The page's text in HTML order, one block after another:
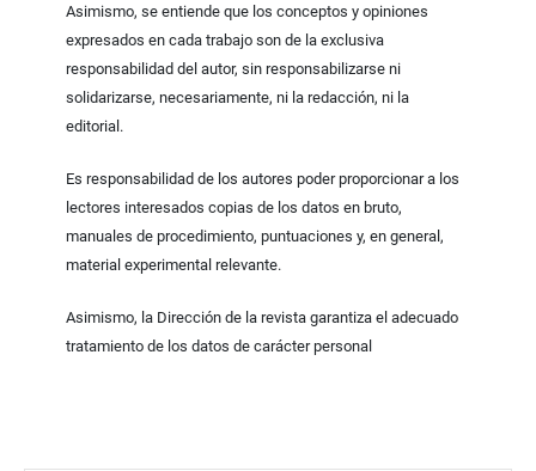
Asimismo, se entiende que los conceptos y opiniones
expresados en cada trabajo son de la exclusiva
responsabilidad del autor, sin responsabilizarse ni
solidarizarse, necesariamente, ni la redacción, ni la
editorial.
Es responsabilidad de los autores poder proporcionar a los
lectores interesados copias de los datos en bruto,
manuales de procedimiento, puntuaciones y, en general,
material experimental relevante.
Asimismo, la Dirección de la revista garantiza el adecuado
tratamiento de los datos de carácter personal